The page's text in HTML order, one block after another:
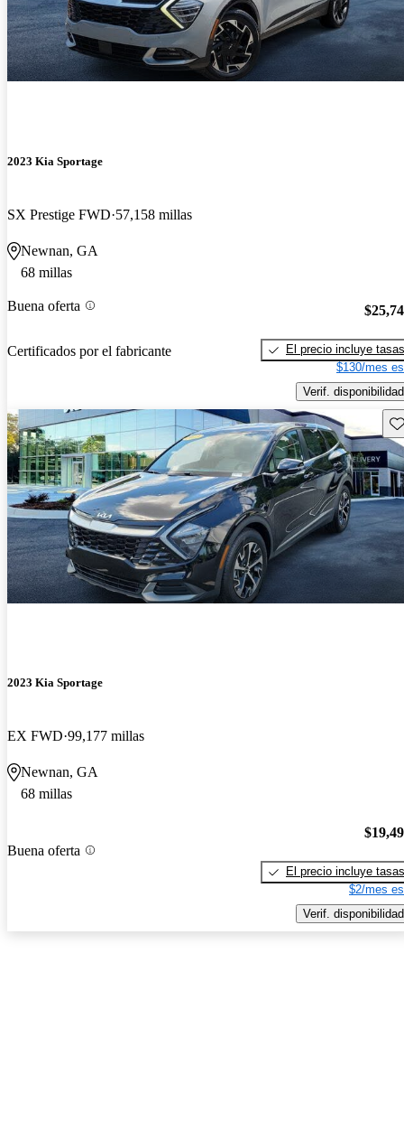
2023 Kia Sportage
SX Prestige FWD 57,158 millas
Newnan, GA
68 millas
Buena oferta
Certificados por el fabricante
El precio incluye tasas
$130/mes
Verif. disponibilidad
2023 Kia Sportage
EX FWD 99,177 millas
Newnan, GA
68 millas
Buena oferta
El precio incluye tasas
$2/mes
Verif. disponibilidad